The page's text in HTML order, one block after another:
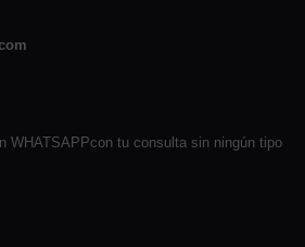
WHATSAPPcon tu consulta sin ningún tipo